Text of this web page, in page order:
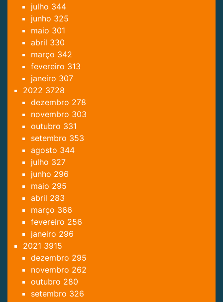
julho 344
junho 325
maio 301
abril 330
março 342
fevereiro 313
janeiro 307
2022 3728
dezembro 278
novembro 303
outubro 331
setembro 353
agosto 344
julho 327
junho 296
maio 295
abril 283
março 366
fevereiro 256
janeiro 296
2021 3915
dezembro 295
novembro 262
outubro 280
setembro 326